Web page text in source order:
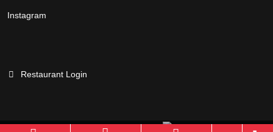
Instagram
Restaurant Login
Branchenportal Software made in Germany